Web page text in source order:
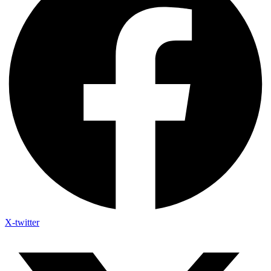
X-twitter